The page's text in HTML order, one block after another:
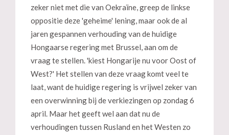
zeker niet met die van Oekraïne, greep de linkse
oppositie deze 'geheime' lening, maar ook de al
jaren gespannen verhouding van de huidige
Hongaarse regering met Brussel, aan om de
vraag te stellen. 'kiest Hongarije nu voor Oost of
West?' Het stellen van deze vraag komt veel te
laat, want de huidige regering is vrijwel zeker van
een overwinning bij de verkiezingen op zondag 6
april. Maar het geeft wel aan dat nu de
verhoudingen tussen Rusland en het Westen zo